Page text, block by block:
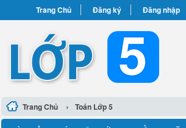
Trang Chủ Đăng ký Đăng nhập
Trang Chủ › Toán Lớp 5